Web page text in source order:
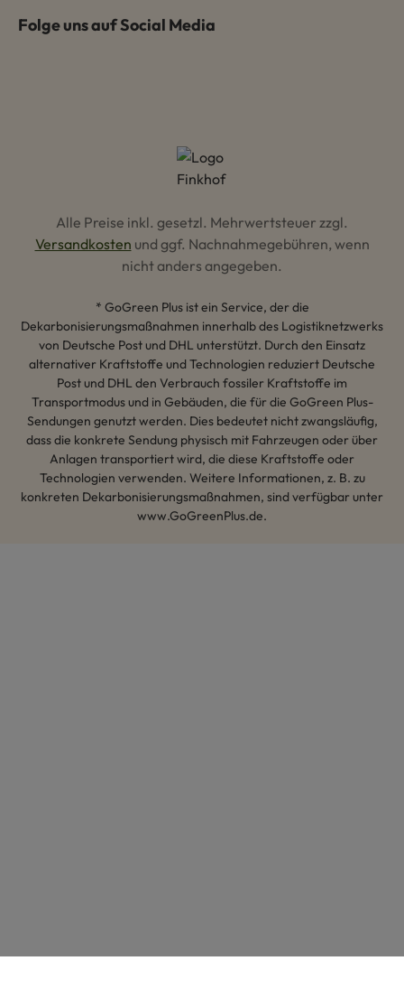
Folge uns auf Social Media
Alle Preise inkl. gesetzl. Mehrwertsteuer zzgl.
Versandkosten und ggf. Nachnahmegebühren, wenn
nicht anders angegeben.
* GoGreen Plus ist ein Service, der die
Dekarbonisierungsmaßnahmen innerhalb des Logistiknetzwerks
von Deutsche Post und DHL unterstützt. Durch den Einsatz
alternativer Kraftstoffe und Technologien reduziert Deutsche
Post und DHL den Verbrauch fossiler Kraftstoffe im
Transportmodus und in Gebäuden, die für die GoGreen Plus-
Sendungen genutzt werden. Dies bedeutet nicht zwangsläufig,
dass die konkrete Sendung physisch mit Fahrzeugen oder über
Anlagen transportiert wird, die diese Kraftstoffe oder
Technologien verwenden. Weitere Informationen, z. B. zu
konkreten Dekarbonisierungsmaßnahmen, sind verfügbar unter
www.GoGreenPlus.de.